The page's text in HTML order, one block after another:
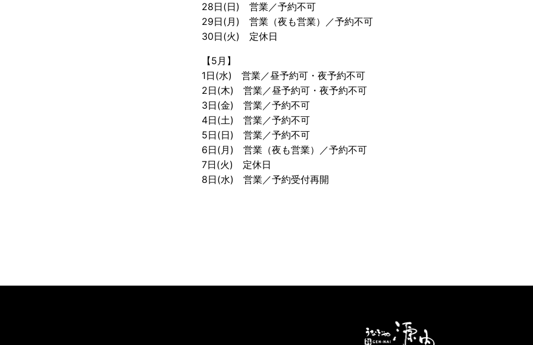
28日(日) 営業／予約不可
29日(月) 営業（夜も営業）／予約不可
30日(火) 定休日
【5月】
1日(水) 営業／昼予約可・夜予約不可
2日(木) 営業／昼予約可・夜予約不可
3日(金) 営業／予約不可
4日(土) 営業／予約不可
5日(日) 営業／予約不可
6日(月) 営業（夜も営業）／予約不可
7日(火) 定休日
8日(水) 営業／予約受付再開